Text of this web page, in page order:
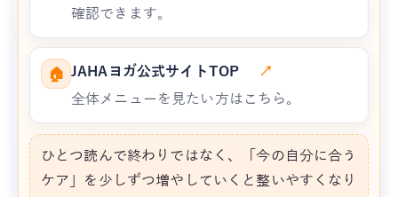
確認できます。
🏠 JAHAヨガ公式サイトTOP
↗
全体メニューを見たい方はこちら。
ひとつ読んで終わりではなく、「今の自分に合う
ケア」を少しずつ増やしていくと整いやすくなり